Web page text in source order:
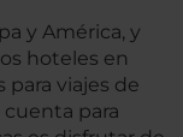
y América, y
hoteles en
viajes de
para